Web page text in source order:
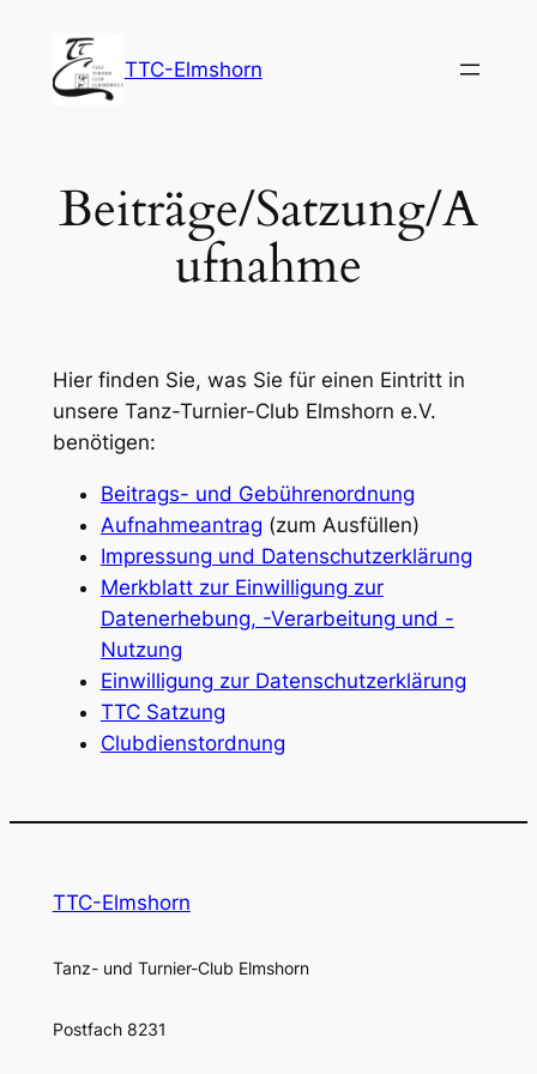
springen
TTC-Elmshorn
Beiträge/Satzung/A
ufnahme
Hier finden Sie, was Sie für einen Eintritt in
unsere Tanz-Turnier-Club Elmshorn e.V.
benötigen:
Beitrags- und Gebührenordnung
Aufnahmeantrag (zum Ausfüllen)
Impressung und Datenschutzerklärung
Merkblatt zur Einwilligung zur
Datenerhebung, -Verarbeitung und -
Nutzung
Einwilligung zur Datenschutzerklärung
TTC Satzung
Clubdienstordnung
TTC-Elmshorn
Tanz- und Turnier-Club Elmshorn
Postfach 8231